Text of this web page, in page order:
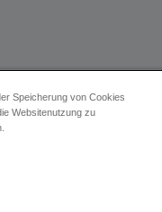
Speicherung von Cookies
Websitenutzung zu